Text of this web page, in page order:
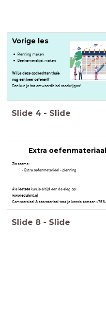
Vorige les
Planning maken
Deelnemerslijst maken
Wil je deze opdrachten thuis
nog een keer oefenen?
Dan kun je het antwoordblad meekrijgen!
Slide 4 - Slide
Extra oefenmateriaal
Zie teams:
- Extra oefenmateriaal - planning
Als laatstekun je altijd aan de slag op:
www.eduhint.nl
Commercieel & secretarieel test je kennis toetsen >75%.
Slide 8 - Slide